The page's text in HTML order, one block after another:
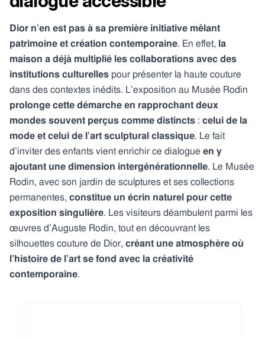
Dior n’en est pas à sa première initiative mêlant
patrimoine et création contemporaine. En effet, la
maison a déjà multiplié les collaborations avec des
institutions culturelles pour présenter la haute couture
dans des contextes inédits. L’exposition au Musée Rodin
prolonge cette démarche en rapprochant deux
mondes souvent perçus comme distincts : celui de la
mode et celui de l’art sculptural classique. Le fait
d’inviter des enfants vient enrichir ce dialogue en y
ajoutant une dimension intergénérationnelle. Le Musée
Rodin, avec son jardin de sculptures et ses collections
permanentes, constitue un écrin naturel pour cette
exposition singulière. Les visiteurs déambulent parmi les
œuvres d’Auguste Rodin, tout en découvrant les
silhouettes couture de Dior, créant une atmosphère où
l’histoire de l’art se fond avec la créativité
contemporaine.